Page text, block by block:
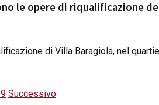
le opere di riqualificazione
di Villa Baragiola, nel
Successivo